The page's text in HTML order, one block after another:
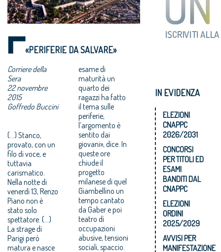
«PERIFERIE DA SALVARE»
Corriere della
Sera
22 novembre
2015
Goffredo Buccini
(...) Stanco,
provato, con un
filo di voce, e
tuttavia
carismatico.
Nella notte di
venerdì 13, Renzo
Piano non è
stato solo
spettatore. (...)
La strage di
Parigi però
matura e nasce
esame di
maturità un
quarto dei
ragazzi ha fatto
il tema sulle
periferie,
l’argomento è
sentito dai
giovani», dice. In
queste ore
chiude il
progetto
milanese di quel
Giambellino un
tempo cantato
da Gaber e poi
teatro di
occupazioni
abusive, tensioni
sociali, spaccio.
IN EVIDENZA
ELEZIONI
CNAPPC
2026/2031
CONCORSI
PER TITOLI ED
ESAMI
BANDITI DAL
CNAPPC
ELEZIONI
ORDINI
2025/2029
AVVISI PER
MANIFESTAZIONE